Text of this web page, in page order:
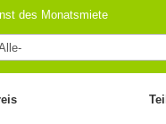
des Monatsmiete